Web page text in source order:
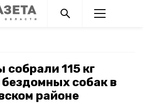
собрали 115 кг
собак в
районе